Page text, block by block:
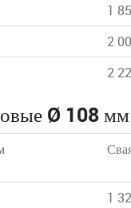
1
2
2
Ø 108 мм
1